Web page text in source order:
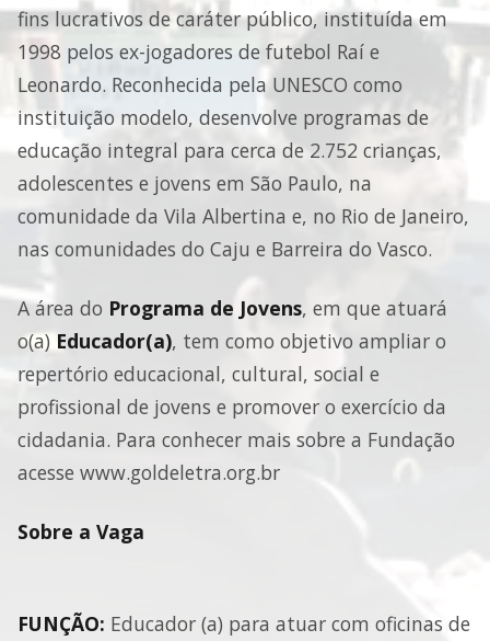
fins lucrativos de caráter público, instituída em
1998 pelos ex-jogadores de futebol Raí e
Leonardo. Reconhecida pela UNESCO como
instituição modelo, desenvolve programas de
educação integral para cerca de 2.752 crianças,
adolescentes e jovens em São Paulo, na
comunidade da Vila Albertina e, no Rio de Janeiro,
nas comunidades do Caju e Barreira do Vasco.
A área do Programa de Jovens, em que atuará
o(a) Educador(a), tem como objetivo ampliar o
repertório educacional, cultural, social e
profissional de jovens e promover o exercício da
cidadania. Para conhecer mais sobre a Fundação
acesse www.goldeletra.org.br
Sobre a Vaga
FUNÇÃO: Educador (a) para atuar com oficinas de